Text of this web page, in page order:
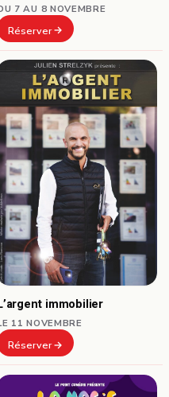
7 AU 8 NOVEMBRE
Réserver
immobilier
11 NOVEMBRE
Réserver